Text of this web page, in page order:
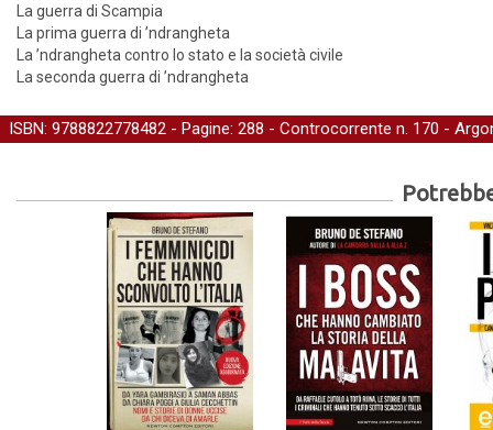
La guerra di Scampia
La prima guerra di ’ndrangheta
La ’ndrangheta contro lo stato e la società civile
La seconda guerra di ’ndrangheta
ISBN: 9788822778482 - Pagine: 288 - Controcorrente n. 170 -